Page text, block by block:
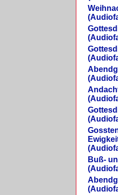
Buß-